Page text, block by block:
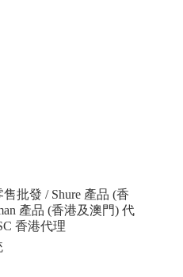
批發 / Shure 產品 (香
產品 (香港及澳門) 代
香港代理